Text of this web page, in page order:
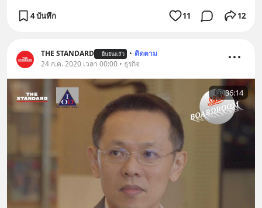
4 บันทึก 11 12
THE STANDARD ยืนยันแล้ว • ติดตาม
24 ก.ค. 2020 เวลา 00:00 • ธุรกิจ
36:14